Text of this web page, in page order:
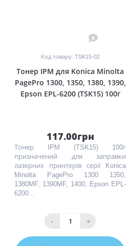
0
Код товару: TSK15-02
Тонер IPM для Konica Minolta
PagePro 1300, 1350, 1380, 1390,
Epson EPL-6200 (TSK15) 100г
117.00грн
Тонер IPM (TSK15) 100г
призначений для заправки
лазерних принтерів серії Konica
Minolta PagePro 1300 1350,
1380MF, 1390MF, 1400, Epson EPL-
6200...
- +